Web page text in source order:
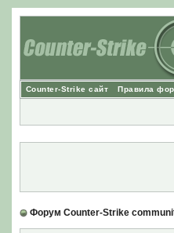
Counter-Strike сайт Правила
Форум Counter-Strike